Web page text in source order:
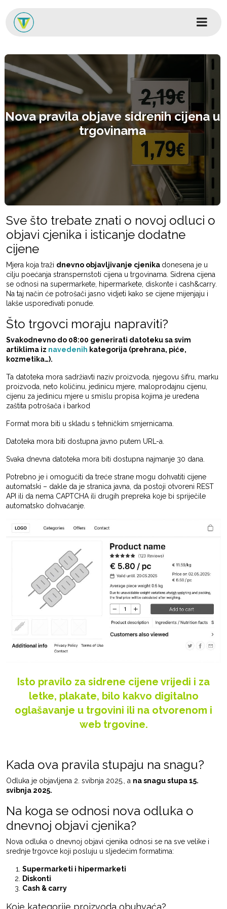
Glavni izbornik
Nova pravila objave sidrenih cijena u
trgovinama
Sve što trebate znati o novoj odluci o
objavi cjenika i isticanje dodatne
cijene
Mjera koja traži dnevno objavljivanje cjenika donesena je u
cilju poećanja stranspernstoti cijena u trgovinama. Sidrena cijena
se odnosi na supermarkete, hipermarkete, diskonte i cash&carry.
Na taj način će potrošači jasno vidjeti kako se cijene mijenjaju i
lakše uspoređivati ponude.
Što trgovci moraju napraviti?
Svakodnevno do 08:00 generirati datoteku sa svim
artiklima iz navedenih kategorija (prehrana, piće,
kozmetika…).
Ta datoteka mora sadržiavti naziv proizvoda, njegovu šifru, marku
proizvoda, neto količinu, jedinicu mjere, maloprodajnu cijenu,
cijenu za jedinicu mjere u smislu propisa kojima je uređena
zaštita potrošača i barkod
Format mora biti u skladu s tehničkim smjernicama.
Datoteka mora biti dostupna javno putem URL-a.
Svaka dnevna datoteka mora biti dostupna najmanje 30 dana.
Potrebno je i omogućiti da treće strane mogu dohvatiti cijene
automatski – dakle da je stranica javna, da postoji otvoreni REST
API ili da nema CAPTCHA ili drugih prepreka koje bi spriječile
automatsko dohvaćanje.
Isto pravilo za sidrene cijene vrijedi i za
letke, plakate, bilo kakvo digitalno
oglašavanje u trgovini ili na otvorenom i
web trgovine.
Kada ova pravila stupaju na snagu?
Odluka je objavljena 2. svibnja 2025., a na snagu stupa 15.
svibnja 2025.
Na koga se odnosi nova odluka o
dnevnoj objavi cjenika?
Nova odluka o dnevnoj objavi cjenika odnosi se na sve velike i
srednje trgovce koji posluju u sljedećim formatima:
Supermarketi i hipermarketi
Diskonti
Cash & carry
Koje kategorije proizvoda obuhvaća?